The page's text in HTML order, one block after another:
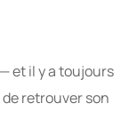
et il y a toujours
retrouver son